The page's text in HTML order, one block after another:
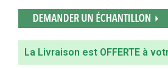
La Livraison est OFFERTE à